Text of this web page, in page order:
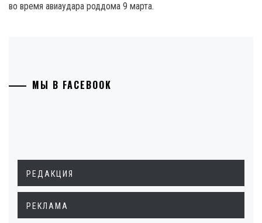
во время авиаудара роддома 9 марта.
МЫ В FACEBOOK
РЕДАКЦИЯ
РЕКЛАМА